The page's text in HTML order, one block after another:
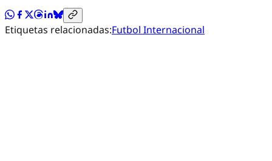
Etiquetas relacionadas:Futbol Internacional